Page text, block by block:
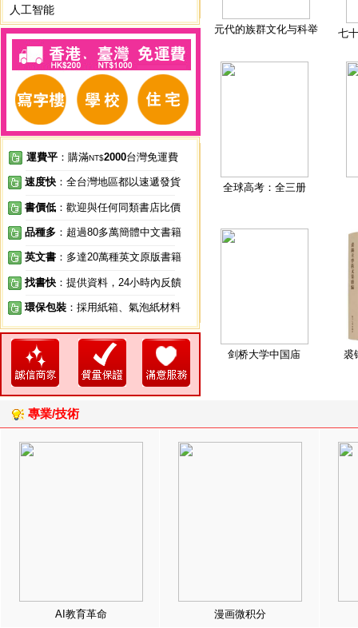
人工智能
運費平 ：購滿NT$2000台灣免運費
速度快 ：全台灣地區都以速遞發貨
書價低 ：歡迎與任何同類書店比價
品種多 ：超過80多萬簡體中文書籍
英文書 ：多達20萬種英文原版書籍
找書快 ：提供資料，24小時內反饋
環保包裝 ：採用紙箱、氣泡紙材料
元代的族群文化与科举 七
全球高考：全三册
剑桥大学中国庙 裘
專業/技術
AI教育革命 漫画微积分